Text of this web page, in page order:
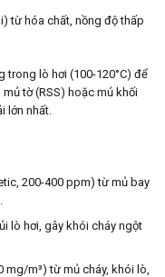
từ hóa chất, nồng độ thấp
trong lò hơi (100-120°C) để
tờ (RSS) hoặc mủ khối
lớn nhất.
200-400 ppm) từ mủ bay
lò hơi, gây khói cháy ngột
mg/m³) từ mủ cháy, khói lò,